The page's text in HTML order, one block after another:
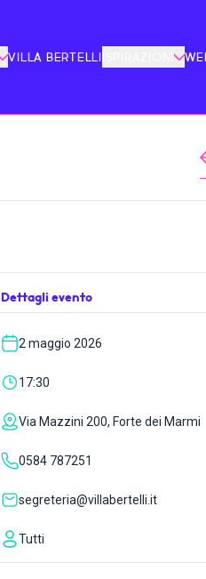
VILLA BERTELLI ISPIRAZIONI
Dettagli evento
2 maggio 2026
17:30
Via Mazzini 200, Forte dei Marmi
0584 787251
segreteria@villabertelli.it
Tutti